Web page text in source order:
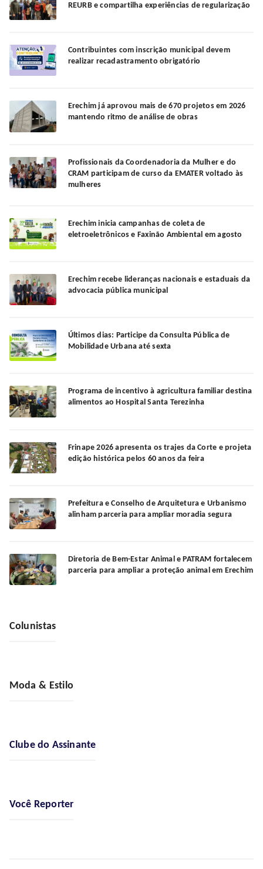
REURB e compartilha experiências de regularização
Contribuintes com inscrição municipal devem
realizar recadastramento obrigatório
Erechim já aprovou mais de 670 projetos em 2026
mantendo ritmo de análise de obras
Profissionais da Coordenadoria da Mulher e do
CRAM participam de curso da EMATER voltado às
mulheres
Erechim inicia campanhas de coleta de
eletroeletrônicos e Faxinão Ambiental em agosto
Erechim recebe lideranças nacionais e estaduais da
advocacia pública municipal
Últimos dias: Participe da Consulta Pública de
Mobilidade Urbana até sexta
Programa de incentivo à agricultura familiar destina
alimentos ao Hospital Santa Terezinha
Frinape 2026 apresenta os trajes da Corte e projeta
edição histórica pelos 60 anos da feira
Prefeitura e Conselho de Arquitetura e Urbanismo
alinham parceria para ampliar moradia segura
Diretoria de Bem-Estar Animal e PATRAM fortalecem
parceria para ampliar a proteção animal em Erechim
Colunistas
Moda & Estilo
Clube do Assinante
Você Reporter